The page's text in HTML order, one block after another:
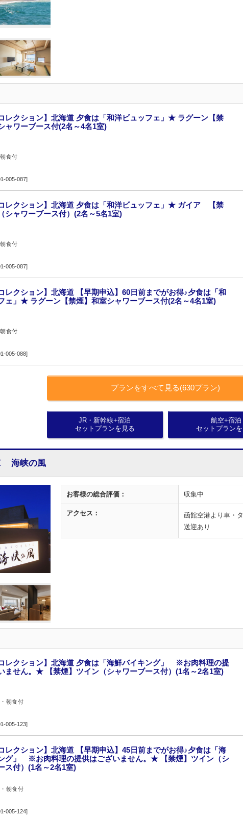
レクション】北海道 夕食は「和洋ビュッフェ」★ ラグーン【禁
ャワーブース付(2名～4名1室)
食付
005-087]
コレクション】北海道 夕食は「和洋ビュッフェ」★ ガイア 【禁
シャワーブース付）(2名～5名1室)
食付
005-087]
レクション】北海道 【早期申込】60日前までがお得♪夕食は「和
ェ」★ ラグーン【禁煙】和室シャワーブース付(2名～4名1室)
食付
005-088]
プランをすべて見る(630プラン)
JR・新幹線+宿泊
セットプランを見る
航空+宿泊
セットプラン
海峡の風
お客様の総合評価： 収集中
アクセス：
函館空港より車・
送迎あり
コレクション】北海道 夕食は「海鮮バイキング」 ※お肉料理の提
ません。★ 【禁煙】ツイン（シャワーブース付）(1名～2名1室)
朝食付
005-123]
レクション】北海道 【早期申込】45日前までがお得♪夕食は「海
グ」 ※お肉料理の提供はございません。★ 【禁煙】ツイン（シ
ス付）(1名～2名1室)
朝食付
005-124]